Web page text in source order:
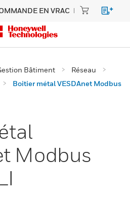
EN VRAC
Bâtiment
Réseau
Boitier métal VESDAnet Modbus
Modbus